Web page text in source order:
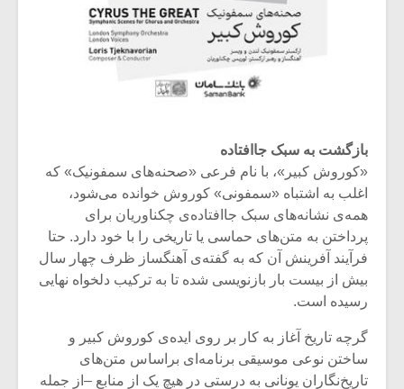
بازگشت به سبک جاافتاده
«کوروش کبیر»، با نام فرعی «صحنه‌های سمفونیک» که
اغلب به اشتباه «سمفونی» کوروش خوانده می‌شود،
همه‌ی نشانه‌های سبک جاافتاده‌ی چکناوریان برای
پرداختن به متن‌های حماسی یا تاریخی را با خود دارد. حتا
فرآیند آفرینش آن که به گفته‌ی آهنگساز ظرف چهار سال
بیش از بیست بار بازنویسی شده تا به ترکیب دلخواه نهایی
رسیده است.
گرچه تاریخ آغاز به کار بر روی ایده‌ی کوروش کبیر و
ساختن نوعی موسیقی برنامه‌ای براساس متن‌های
تاریخ‌نگاران یونانی به درستی در هیچ یک از منابع –از جمله